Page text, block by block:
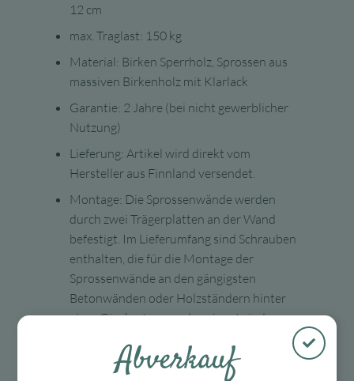
12 cm
max. Traglast: 150 kg
Material: Birken Sperrholz, Sprossen aus
massiven Birkenholz mit Klarlack
Garantie: 2 Jahre (bei nicht gewerblicher
Nutzung)
Lieferung: Artikel wird direkt vom
Hersteller aus Finnland versendet.
Montage: Die Sprossenwände werden
durch zwei Trägerplatten an der Wand
befestigt. Im Lieferumfang sind Schrauben
enthalten, die für die Montage der
Sprossenwände an den gängigsten
Betonwänden oder Holzständern hinter
einer Gipskartonwand geeignet sind.
verwenden, die für Ihre Wände geeignet
sind. FitWood empfiehlt immer, die
Abverkauf